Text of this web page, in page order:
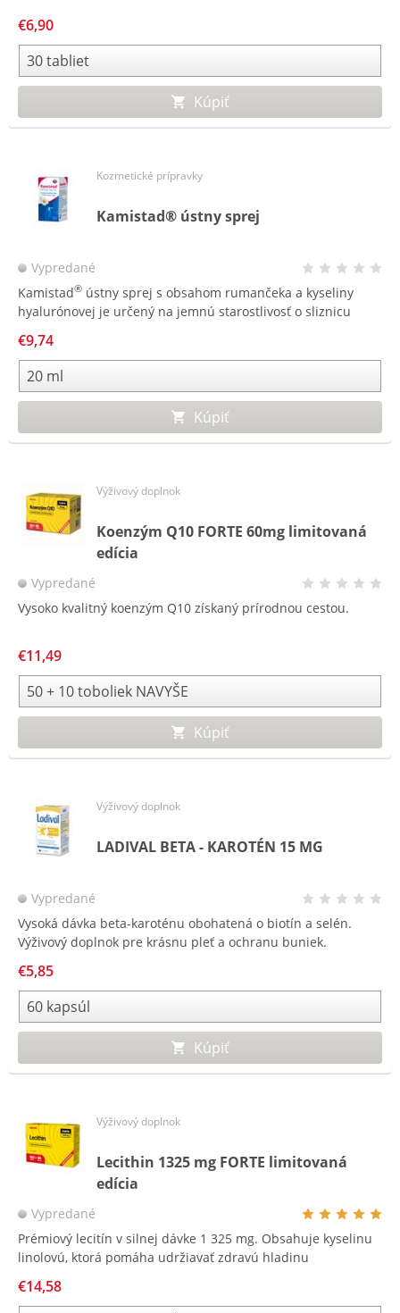
€6,90
Kúpiť
Kozmetické prípravky
Kamistad® ústny sprej
Vypredané
Kamistad® ústny sprej s obsahom rumančeka a kyseliny
hyalurónovej je určený na jemnú starostlivosť o sliznicu
podanie spreju na sliznicu a do ťažko prístupných miest v
ústnej dutine.
€9,74
Kúpiť
Výživový doplnok
Koenzým Q10 FORTE 60mg limitovaná
edícia
Vypredané
Vysoko kvalitný koenzým Q10 získaný prírodnou cestou.
€11,49
Kúpiť
Výživový doplnok
LADIVAL BETA - KAROTÉN 15 MG
Vypredané
Vysoká dávka beta-karoténu obohatená o biotín a selén.
Výživový doplnok pre krásnu pleť a ochranu buniek.
€5,85
Kúpiť
Výživový doplnok
Lecithin 1325 mg FORTE limitovaná
edícia
Vypredané
Prémiový lecitín v silnej dávke 1 325 mg. Obsahuje kyselinu
linolovú, ktorá pomáha udržiavať zdravú hladinu
€14,58